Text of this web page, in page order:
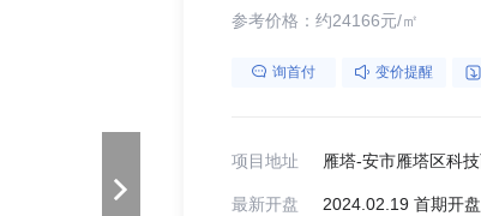
参考价格：约24166元/㎡
询首付 变价提醒
项目地址
最新开盘 2024.02.19 首期开盘